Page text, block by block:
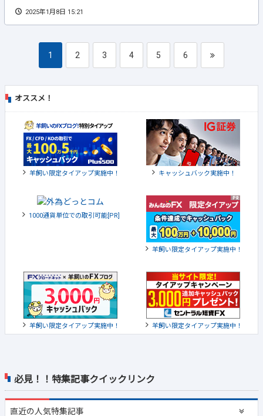
2025年1月8日 15:21
1 2 3 4 5 6
必見！！特集記事クイックリンク
直近の人気特集記事
オススメ！
羊飼い限定タイアップ実施中！ キャッシュバック実施中！
1000通貨単位での取引可能[PR]
羊飼い限定タイアップ実施中！
羊飼い限定タイアップ実施中！ 羊飼い限定タイアップ実施中！